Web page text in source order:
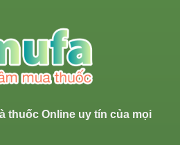
thuốc Online uy tín của mọi